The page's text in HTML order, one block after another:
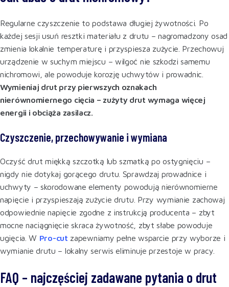
Regularne czyszczenie to podstawa długiej żywotności. Po
każdej sesji usuń resztki materiału z drutu – nagromadzony osad
zmienia lokalnie temperaturę i przyspiesza zużycie. Przechowuj
urządzenie w suchym miejscu – wilgoć nie szkodzi samemu
nichromowi, ale powoduje korozję uchwytów i prowadnic.
Wymieniaj drut przy pierwszych oznakach
nierównomiernego cięcia – zużyty drut wymaga więcej
energii i obciąża zasilacz.
Czyszczenie, przechowywanie i wymiana
Oczyść drut miękką szczotką lub szmatką po ostygnięciu –
nigdy nie dotykaj gorącego drutu. Sprawdzaj prowadnice i
uchwyty – skorodowane elementy powodują nierównomierne
napięcie i przyspieszają zużycie drutu. Przy wymianie zachowaj
odpowiednie napięcie zgodne z instrukcją producenta – zbyt
mocne naciągnięcie skraca żywotność, zbyt słabe powoduje
ugięcia. W Pro-cut zapewniamy pełne wsparcie przy wyborze i
wymianie drutu – lokalny serwis eliminuje przestoje w pracy.
FAQ – najczęściej zadawane pytania o drut